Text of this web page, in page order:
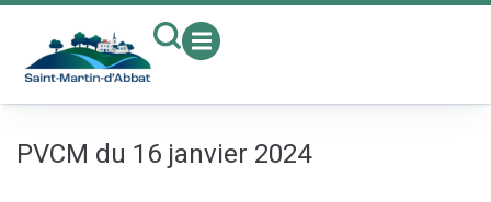
PVCM du 16 janvier 2024